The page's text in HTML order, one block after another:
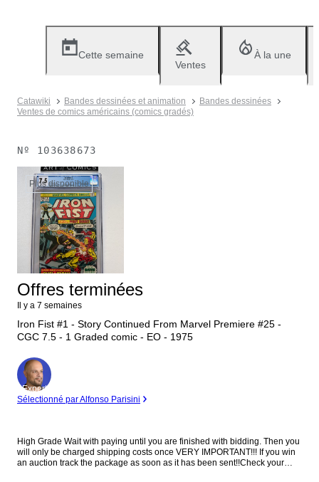
Cette semaine
Ventes
À la une
Catawiki Bandes dessinées et animation
Bandes dessinées
Ventes de comics américains (comics gradés)
Nº 103638673
Plus disponible
Offres terminées
Il y a 7 semaines
Iron Fist #1 - Story Continued From Marvel Premiere #25 -
CGC 7.5 - 1 Graded comic - EO - 1975
Expert
Sélectionné par Alfonso Parisini
High Grade Wait with paying until you are finished with bidding. Then you
will only be charged shipping costs once VERY IMPORTANT!!! If you win
an auction track the package as soon as it has been sent!!Check your